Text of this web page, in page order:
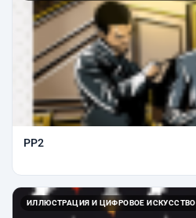
PP2
ИЛЛЮСТРАЦИЯ И ЦИФРОВОЕ ИСКУССТВО